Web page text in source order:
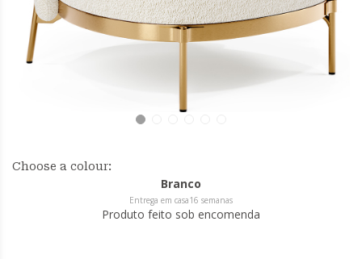
Choose a colour:
Branco
Entrega em casa16 semanas
Produto feito sob encomenda